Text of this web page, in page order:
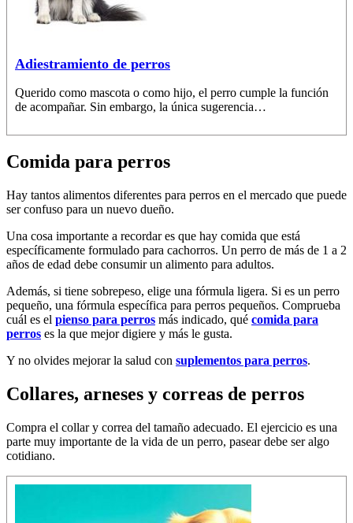
Adiestramiento de perros
Querido como mascota o como hijo, el perro cumple la función
de acompañar. Sin embargo, la única sugerencia…
Comida para perros
Hay tantos alimentos diferentes para perros en el mercado que puede
ser confuso para un nuevo dueño.
Una cosa importante a recordar es que hay comida que está
específicamente formulado para cachorros. Un perro de más de 1 a 2
años de edad debe consumir un alimento para adultos.
Además, si tiene sobrepeso, elige una fórmula ligera. Si es un perro
pequeño, una fórmula específica para perros pequeños. Comprueba
cuál es el pienso para perros más indicado, qué comida para
perros es la que mejor digiere y más le gusta.
Y no olvides mejorar la salud con suplementos para perros.
Collares, arneses y correas de perros
Compra el collar y correa del tamaño adecuado. El ejercicio es una
parte muy importante de la vida de un perro, pasear debe ser algo
cotidiano.